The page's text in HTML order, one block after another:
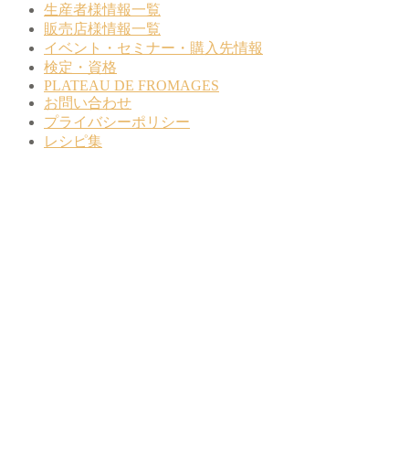
生産者様情報一覧
販売店様情報一覧
イベント・セミナー・購入先情報
検定・資格
PLATEAU DE FROMAGES
お問い合わせ
プライバシーポリシー
レシピ集